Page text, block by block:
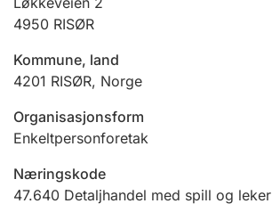
Jeger
Ektepaktveileder
Offentlig sektor
4950 RISØR
Kommune, land
4201 RISØR, Norge
Organisasjonsform
Enkeltpersonforetak
Næringskode
47.640 Detaljhandel med spill og leker